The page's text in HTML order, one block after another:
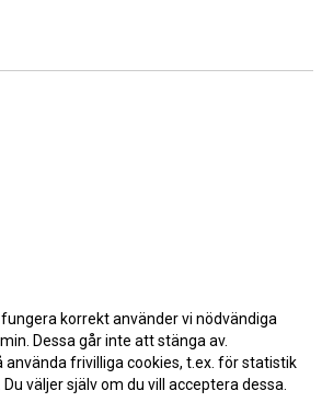
korrekt använder vi nödvändiga
Dessa går inte att stänga av.
använda frivilliga cookies, t.ex. för statistik
väljer själv om du vill acceptera dessa.